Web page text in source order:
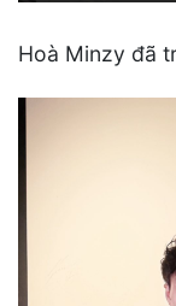
Hoà Minzy đã